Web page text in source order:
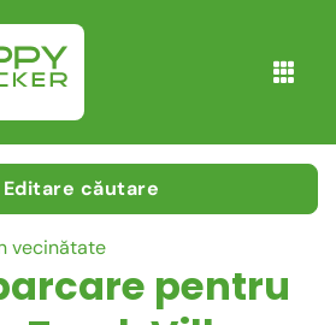
Editare căutare
vecinătate
pentru